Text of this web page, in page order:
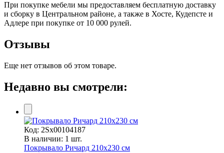
При покупке мебели мы предоставляем бесплатную доставку
и сборку в Центральном районе, а также в Хосте, Кудепсте и
Адлере при покупке от 10 000 рулей.
Отзывы
Еще нет отзывов об этом товаре.
Недавно вы смотрели:
Код: 2Sх00104187
В наличии: 1 шт.
Покрывало Ричард 210х230 см